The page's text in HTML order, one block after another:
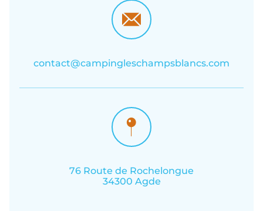
contact@campingleschampsblancs.com
76 Route de Rochelongue
34300 Agde